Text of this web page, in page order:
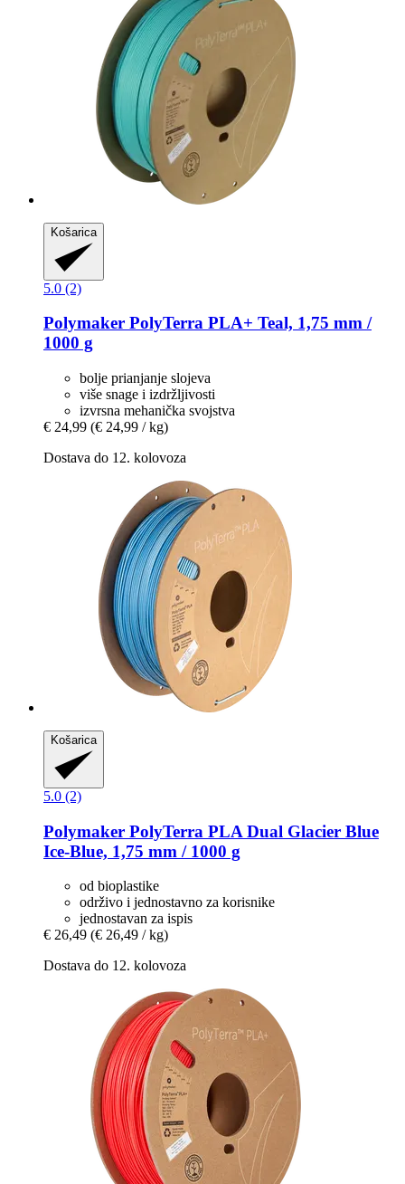
Košarica
5.0 (2)
Polymaker PolyTerra PLA+ Teal, 1,75 mm /
1000 g
bolje prianjanje slojeva
više snage i izdržljivosti
izvrsna mehanička svojstva
€ 24,99 (€ 24,99 / kg)
Dostava do 12. kolovoza
Košarica
5.0 (2)
Polymaker PolyTerra PLA Dual Glacier Blue
Ice-​Blue, 1,75 mm / 1000 g
od bioplastike
održivo i jednostavno za korisnike
jednostavan za ispis
€ 26,49 (€ 26,49 / kg)
Dostava do 12. kolovoza